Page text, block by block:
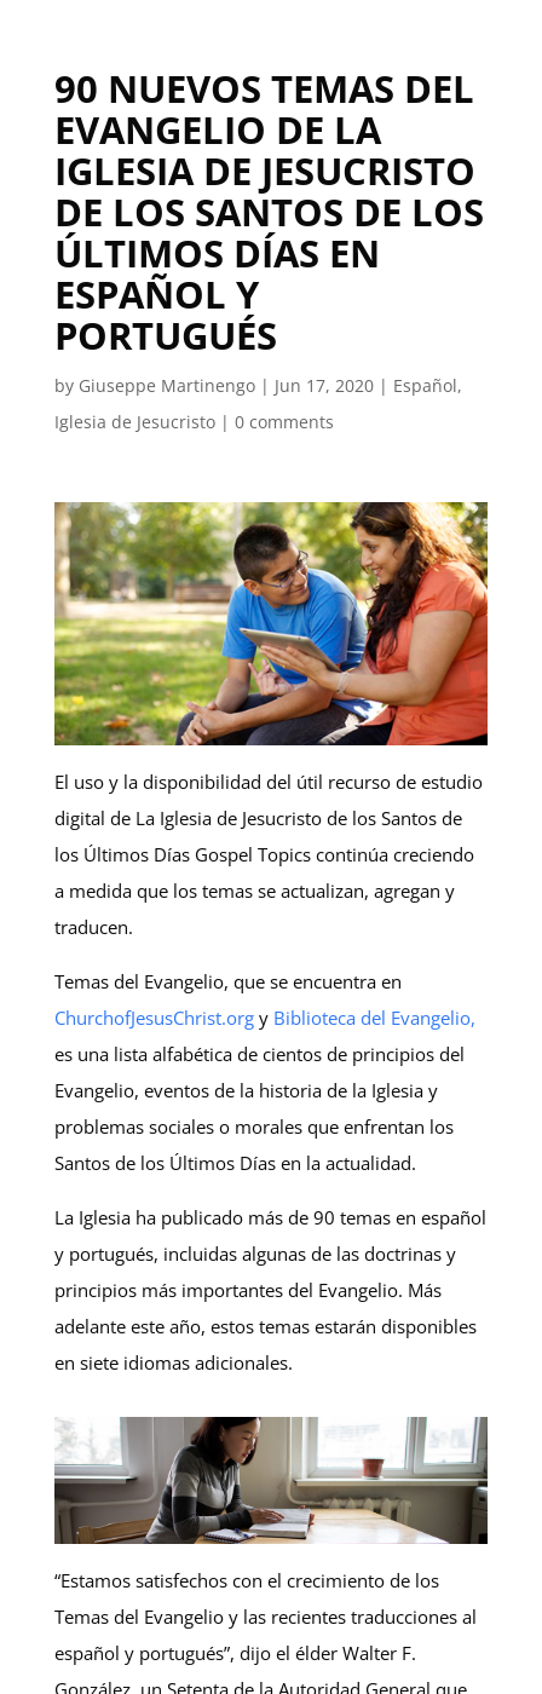
90 NUEVOS TEMAS DEL
EVANGELIO DE LA
IGLESIA DE JESUCRISTO
DE LOS SANTOS DE LOS
ÚLTIMOS DÍAS EN
ESPAÑOL Y
PORTUGUÉS
by Giuseppe Martinengo| Jun 17, 2020| Español,
Iglesia de Jesucristo| 0 comments
El uso y la disponibilidad del útil recurso de estudio
digital de La Iglesia de Jesucristo de los Santos de
los Últimos Días Gospel Topics continúa creciendo
a medida que los temas se actualizan, agregan y
traducen.
Temas del Evangelio, que se encuentra en
ChurchofJesusChrist.orgy Biblioteca del Evangelio,
es una lista alfabética de cientos de principios del
Evangelio, eventos de la historia de la Iglesia y
problemas sociales o morales que enfrentan los
Santos de los Últimos Días en la actualidad.
La Iglesia ha publicado más de 90 temas en español
y portugués, incluidas algunas de las doctrinas y
principios más importantes del Evangelio. Más
adelante este año, estos temas estarán disponibles
en siete idiomas adicionales.
“Estamos satisfechos con el crecimiento de los
Temas del Evangelio y las recientes traducciones al
español y portugués”, dijo el élder Walter F.